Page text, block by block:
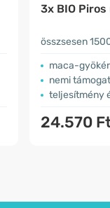
3x BIO Piros
összsesen
maca-
nemi
teljesítmény
24.570